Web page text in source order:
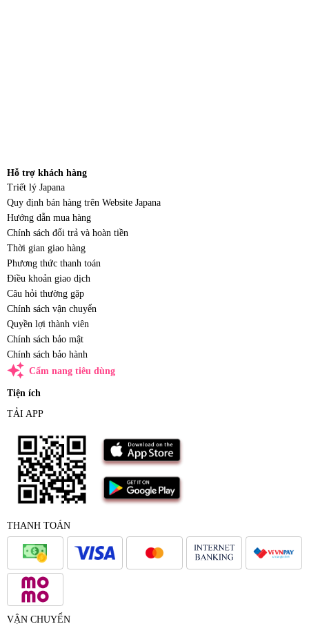
Hỗ trợ khách hàng
Triết lý Japana
Quy định bán hàng trên Website Japana
Hướng dẫn mua hàng
Chính sách đổi trả và hoàn tiền
Thời gian giao hàng
Phương thức thanh toán
Điều khoản giao dịch
Câu hỏi thường gặp
Chính sách vận chuyển
Quyền lợi thành viên
Chính sách bảo mật
Chính sách bảo hành
auto_awesome Cẩm nang tiêu dùng
Tiện ích
TẢI APP
THANH TOÁN
VẬN CHUYỂN